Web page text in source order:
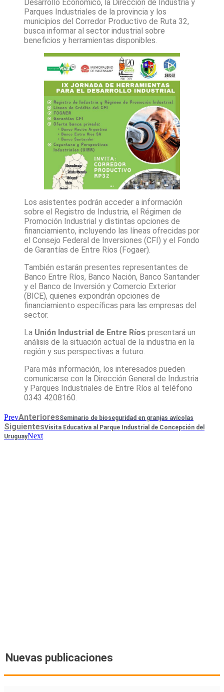
Desarrollo Económico, la Dirección de Industria y
Parques Industriales de la provincia y los
municipios del Corredor Productivo de Ruta 32,
busca informar al sector industrial sobre
beneficios y herramientas disponibles.
Los asistentes podrán acceder a información
sobre el Registro de Industria, el Régimen de
Promoción Industrial y distintas opciones de
financiamiento, incluyendo las líneas ofrecidas por
el Consejo Federal de Inversiones (CFI) y el Fondo
de Garantías de Entre Ríos (Fogaer).
También estarán presentes representantes de
Banco Entre Ríos, Banco Nación, Banco Santander
y el Banco de Inversión y Comercio Exterior
(BICE), quienes expondrán opciones de
financiamiento específicas para las empresas del
sector.
La Unión Industrial de Entre Ríos presentará un
análisis de la situación actual de la industria en la
región y sus perspectivas a futuro.
Para más información, los interesados pueden
comunicarse con la Dirección General de Industria
y Parques Industriales de Entre Ríos al teléfono
0343 4208160.
PrevAnterioresSeminario de bioseguridad en granjas avícolas
SiguientesVisita Educativa al Parque Industrial de Concepción del
UruguayNext
Nuevas publicaciones